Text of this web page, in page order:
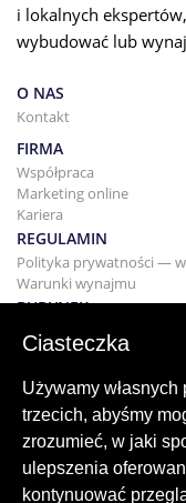
i lokalnych
wybudować lub
O NAS
Kontakt
FIRMA
Współpraca
Marketing online
Kariera
REGULAMIN
Polityka prywatności —
Warunki wynajmu
BUDYNEK
Projektowanie
Kupowanie domu
Sprzedaż
Usługa wyszukiwania
BLOG
Ciasteczka
Używamy
trzecich, abyśmy
zrozumieć, w jaki
ulepszenia
kontynuować